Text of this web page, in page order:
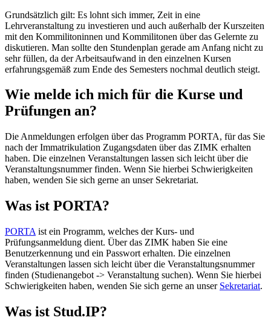
Grundsätzlich gilt: Es lohnt sich immer, Zeit in eine
Lehrveranstaltung zu investieren und auch außerhalb der Kurszeiten
mit den Kommilitoninnen und Kommilitonen über das Gelernte zu
diskutieren. Man sollte den Stundenplan gerade am Anfang nicht zu
sehr füllen, da der Arbeitsaufwand in den einzelnen Kursen
erfahrungsgemäß zum Ende des Semesters nochmal deutlich steigt.
Wie melde ich mich für die Kurse und
Prüfungen an?
Die Anmeldungen erfolgen über das Programm PORTA, für das Sie
nach der Immatrikulation Zugangsdaten über das ZIMK erhalten
haben. Die einzelnen Veranstaltungen lassen sich leicht über die
Veranstaltungsnummer finden. Wenn Sie hierbei Schwierigkeiten
haben, wenden Sie sich gerne an unser Sekretariat.
Was ist PORTA?
PORTA ist ein Programm, welches der Kurs- und
Prüfungsanmeldung dient. Über das ZIMK haben Sie eine
Benutzerkennung und ein Passwort erhalten. Die einzelnen
Veranstaltungen lassen sich leicht über die Veranstaltungsnummer
finden (Studienangebot -> Veranstaltung suchen). Wenn Sie hierbei
Schwierigkeiten haben, wenden Sie sich gerne an unser Sekretariat.
Was ist Stud.IP?